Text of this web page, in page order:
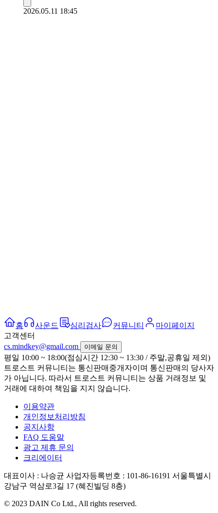
2026.05.11 18:45
홈 사운드 심리검사 커뮤니티
마이페이지
고객센터
cs.mindkey@gmail.com
이메일 문의
평일 10:00 ~ 18:00(점심시간 12:30 ~ 13:30 / 주말,공휴일 제외)
트로스트 커뮤니티는 통신판매중개자이며 통신판매의 당사자
가 아닙니다. 따라서 트로스트 커뮤니티는 상품 거래정보 및
거래에 대하여 책임을 지지 않습니다.
이용약관
개인정보처리방침
공지사항
FAQ 도움말
광고 제휴 문의
크리에이터
대표이사 : 나승균 사업자등록번호 : 101-86-16191 서울특별시
강남구 역삼로3길 17 (혜진빌딩 8층)
© 2023 DAIN Co Ltd., All rights reserved.